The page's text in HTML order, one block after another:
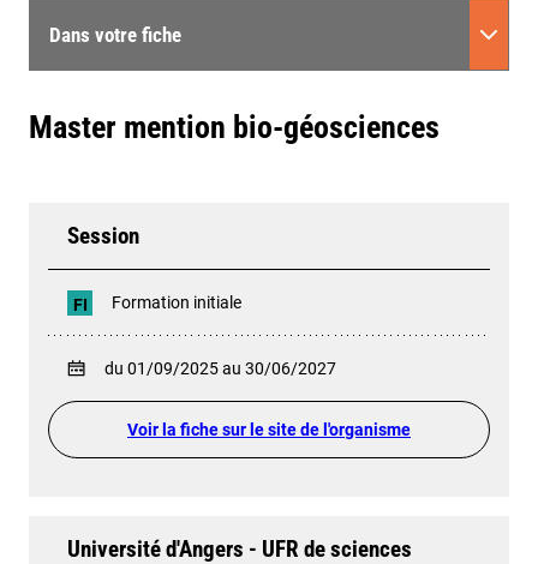
Dans votre fiche
Master mention bio-géosciences
Session
FI Formation initiale
du 01/09/2025 au 30/06/2027
Voir la fiche sur le site de l'organisme
Université d'Angers - UFR de sciences